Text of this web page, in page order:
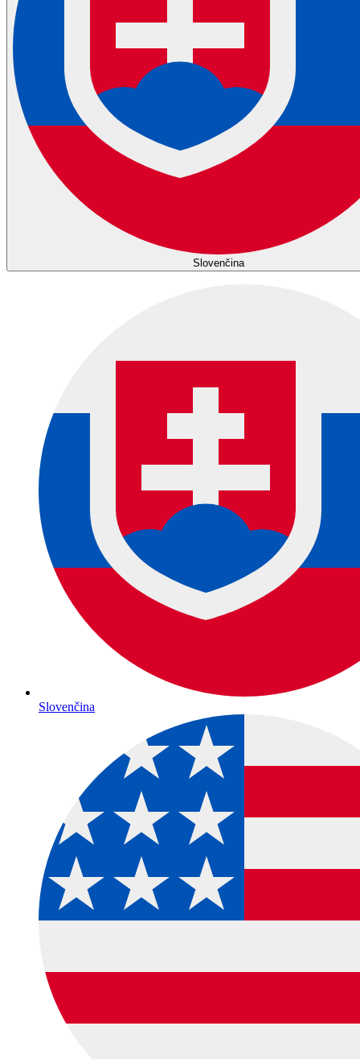
Slovenčina
Slovenčina